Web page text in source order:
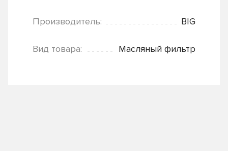
Производитель: BIG
Вид товара: Масляный фильтр